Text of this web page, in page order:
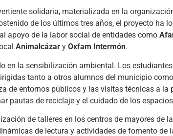
solidaria, materializada en la
de los últimos tres años, el proyecto ha
apoyo de la labor social de entidades como
Animalcázar y Oxfam Intermón.
en la sensibilización ambiental. Los
tanto a otros alumnos del municipio
de entornos públicos y las visitas técnicas a la
pautas de reciclaje y el cuidado de los
de talleres en los centros de mayores de
de lectura y actividades de fomento de